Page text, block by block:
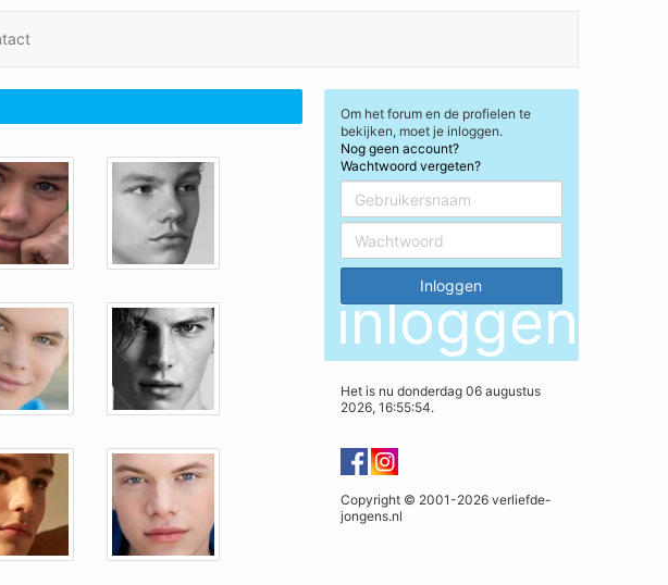
inloggen
Om het forum en de profielen te
bekijken, moet je inloggen.
Nog geen account?
Wachtwoord vergeten?
Het is nu donderdag 06 augustus
2026, 16:55:54.
Copyright © 2001-2026 verliefde-
jongens.nl